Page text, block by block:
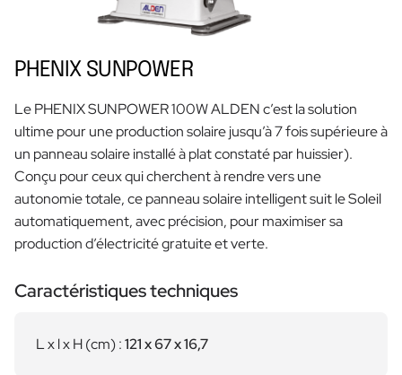
PHENIX SUNPOWER
Le PHENIX SUNPOWER 100W ALDEN c’est la solution
ultime pour une production solaire jusqu’à 7 fois supérieure à
un panneau solaire installé à plat constaté par huissier).
Conçu pour ceux qui cherchent à rendre vers une
autonomie totale, ce panneau solaire intelligent suit le Soleil
automatiquement, avec précision, pour maximiser sa
production d’électricité gratuite et verte.
Caractéristiques techniques
L x l x H (cm) :121 x 67 x 16,7